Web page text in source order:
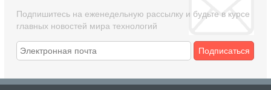
Подпишитесь на еженедельную рассылку и будьте в курсе
главных новостей мира технологий
Подписаться